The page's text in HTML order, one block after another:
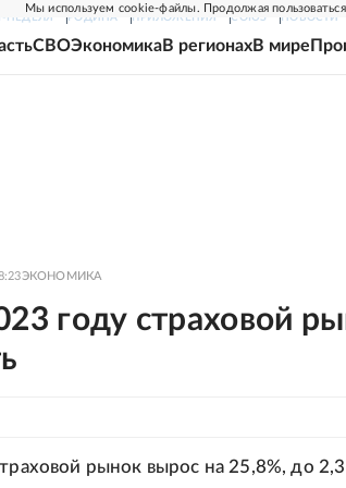
Мы используем cookie-файлы. Продолжая
НЕДЕЛЯ РОДИНА ПРИЛОЖЕНИЯ СОЮЗ НОВОСТИ
СВОЭкономикаВ регионахВ мире
ЭКОНОМИКА
году страховой
рынок вырос на 25,8%, до